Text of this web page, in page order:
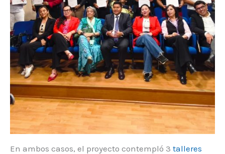
En ambos casos, el proyecto contempló 3 talleres